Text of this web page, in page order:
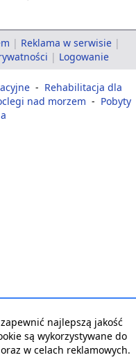
| Reklama w serwisie |
| Logowanie
- Rehabilitacja dla
nad morzem - Pobyty
najlepszą jakość
są wykorzystywane do
w celach reklamowych.